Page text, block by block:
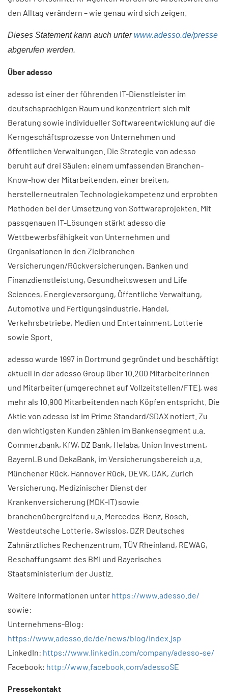
den Alltag verändern – wie genau wird sich zeigen. ​
Dieses Statement kann auch unterwww.adesso.de/presse
abgerufen werden.
Über adesso​
adesso ist einer der führenden IT-Dienstleister im
deutschsprachigen Raum und konzentriert sich mit
Beratung sowie individueller Softwareentwicklung auf die
Kerngeschäftsprozesse von Unternehmen und
öffentlichen Verwaltungen. Die Strategie von adesso
beruht auf drei Säulen: einem umfassenden Branchen-
Know-how der Mitarbeitenden, einer breiten,
herstellerneutralen Technologiekompetenz und erprobten
Methoden bei der Umsetzung von Softwareprojekten. Mit
passgenauen IT-Lösungen stärkt adesso die
Wettbewerbsfähigkeit von Unternehmen und
Organisationen in den Zielbranchen
Versicherungen/Rückversicherungen, Banken und
Finanzdienstleistung, Gesundheitswesen und Life
Sciences, Energieversorgung, Öffentliche Verwaltung,
Automotive und Fertigungsindustrie, Handel,
Verkehrsbetriebe, Medien und Entertainment, Lotterie
sowie Sport.
adesso wurde 1997 in Dortmund gegründet und beschäftigt
aktuell in der adesso Group über 10.200 Mitarbeiterinnen
und Mitarbeiter (umgerechnet auf Vollzeitstellen/FTE), was
mehr als 10.900 Mitarbeitenden nach Köpfen entspricht. Die
Aktie von adesso ist im Prime Standard/SDAX notiert. Zu
den wichtigsten Kunden zählen im Bankensegment u.a.
Commerzbank, KfW, DZ Bank, Helaba, Union Investment,
BayernLB und DekaBank, im Versicherungsbereich u.a.
Münchener Rück, Hannover Rück, DEVK, DAK, Zurich
Versicherung, Medizinischer Dienst der
Krankenversicherung (MDK-IT) sowie
branchenübergreifend u.a. Mercedes-Benz, Bosch,
Westdeutsche Lotterie, Swisslos, DZR Deutsches
Zahnärztliches Rechenzentrum, TÜV Rheinland, REWAG,
Beschaffungsamt des BMI und Bayerisches
Staatsministerium der Justiz.
Weitere Informationen unter https://www.adesso.de/
sowie:
Unternehmens-Blog:
https://www.adesso.de/de/news/blog/index.jsp
LinkedIn: https://www.linkedin.com/company/adesso-se/
Facebook: http://www.facebook.com/adessoSE
Pressekontakt​